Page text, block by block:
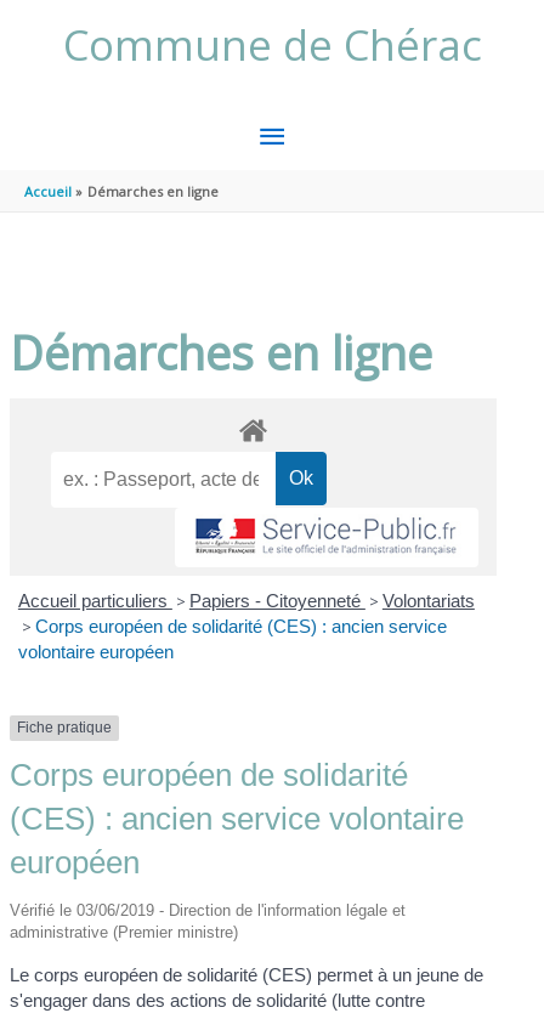
Commune de Chérac
MENU
Accueil Démarches en ligne
Démarches en ligne
Accueil particuliers > Papiers - Citoyenneté > Volontariats
> Corps européen de solidarité (CES) : ancien service
volontaire européen
Fiche pratique
Corps européen de solidarité
(CES) : ancien service volontaire
européen
Vérifié le 03/06/2019 - Direction de l'information légale et
administrative (Premier ministre)
Le corps européen de solidarité (CES) permet à un jeune de
s'engager dans des actions de solidarité (lutte contre